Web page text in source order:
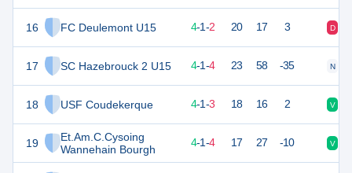
16 FC Deulemont U15
17 SC Hazebrouck 2 U15
18 USF Coudekerque
19
Et.Am.C.Cysoing
Wannehain Bourgh
13 4-1-2 20 17 3 D
13 9 4-1-4 23 58 -35 N
12 4-1-3 18 16 2 V
12 4-1-4 17 27 -10 V